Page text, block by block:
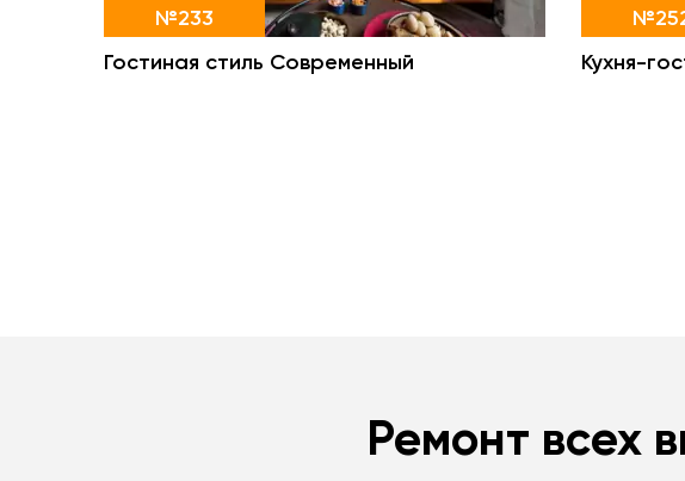
№233
Гостиная стиль Современный
Кухня-
Ремонт всех